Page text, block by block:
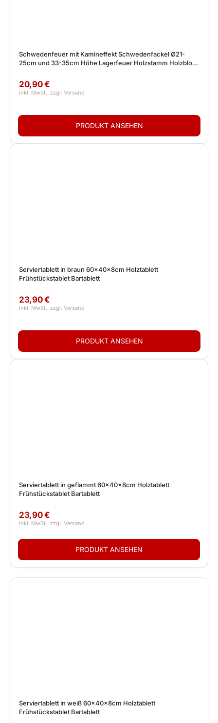
Schwedenfeuer mit Kamineffekt Schwedenfackel Ø21-
25cm und 33-35cm Höhe Lagerfeuer Holzstamm Holzblock
20,90 €
Serviertablett in braun 60x40x8cm Holztablett
Frühstückstablet Bartablett
23,90 €
Serviertablett in geflammt 60x40x8cm Holztablett
Frühstückstablet Bartablett
23,90 €
Serviertablett in weiß 60x40x8cm Holztablett
Frühstückstablet Bartablett